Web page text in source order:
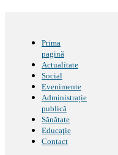
Prima
pagină
Actualitate
Social
Evenimente
Administrație
publică
Sănătate
Educaţie
Contact